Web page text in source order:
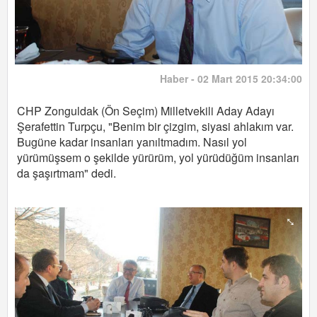
Haber - 02 Mart 2015 20:34:00
CHP Zonguldak (Ön Seçim) Milletvekili Aday Adayı
Şerafettin Turpçu, "Benim bir çizgim, siyasi ahlakım var.
Bugüne kadar insanları yanıltmadım. Nasıl yol
yürümüşsem o şekilde yürürüm, yol yürüdüğüm insanları
da şaşırtmam" dedi.